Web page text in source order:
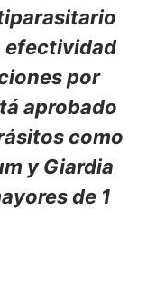
efectividad
por
aprobado
como
y Giardia
de 1